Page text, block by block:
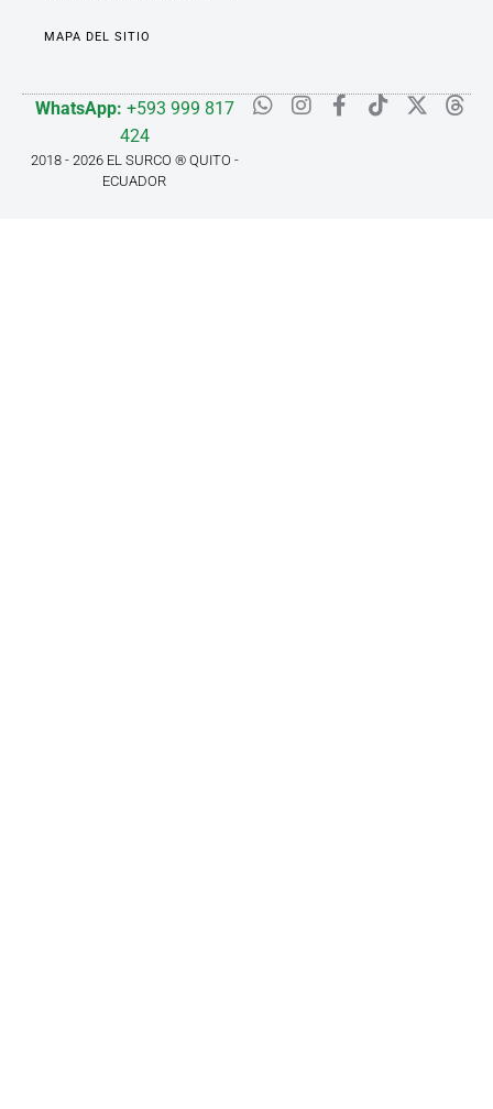
MAPA DEL SITIO
WhatsApp: +593 999 817
424
2018 - 2026 EL SURCO ® QUITO -
ECUADOR